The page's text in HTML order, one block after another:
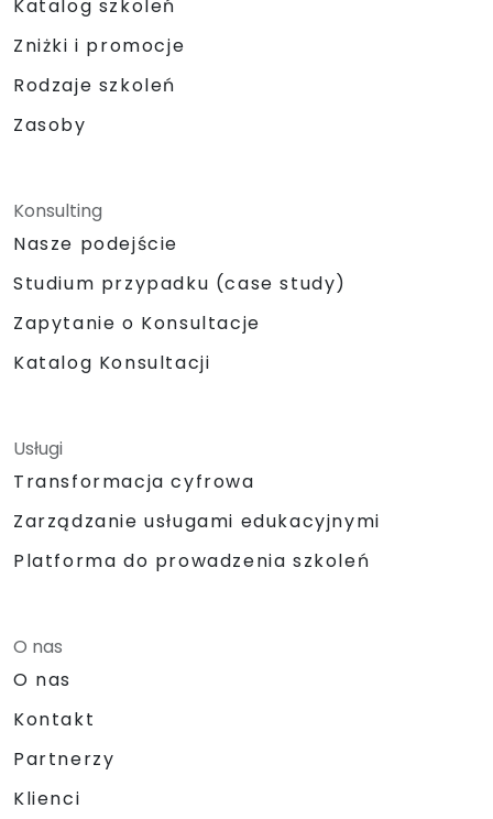
Katalog szkoleń
Zniżki i promocje
Rodzaje szkoleń
Zasoby
Konsulting
Nasze podejście
Studium przypadku (case study)
Zapytanie o Konsultacje
Katalog Konsultacji
Usługi
Transformacja cyfrowa
Zarządzanie usługami edukacyjnymi
Platforma do prowadzenia szkoleń
O nas
O nas
Kontakt
Partnerzy
Klienci